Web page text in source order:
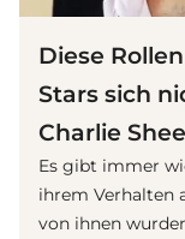
Diese
Stars sich
Charlie
Es gibt immer
ihrem Verhalten
von ihnen